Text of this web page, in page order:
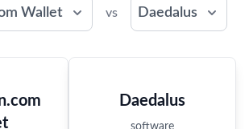
Wallet vs Daedalus
Daedalus
software